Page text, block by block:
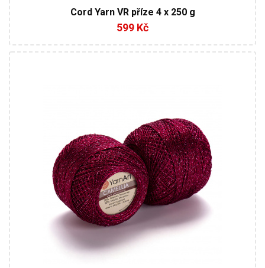
Cord Yarn VR příze 4 x 250 g
599 Kč